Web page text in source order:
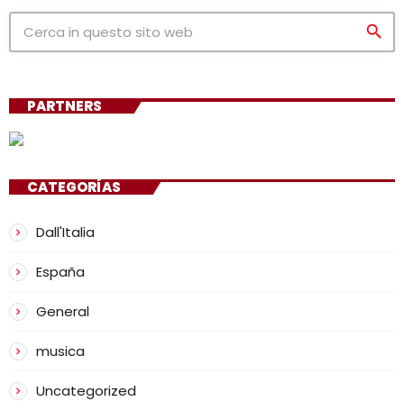
search
PARTNERS
CATEGORÍAS
Dall'Italia
España
General
musica
Uncategorized